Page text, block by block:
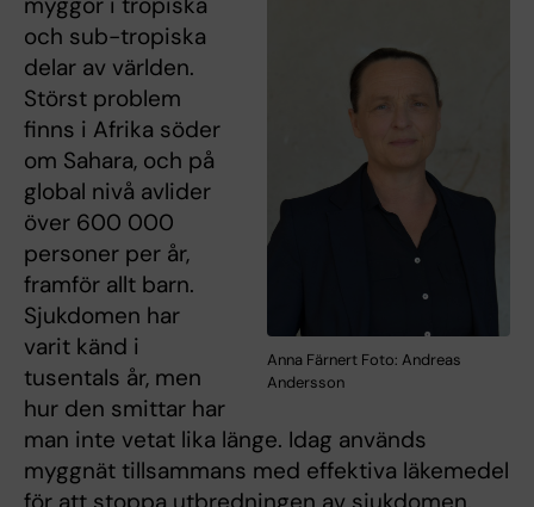
Anna Färnert Foto: Andreas
Andersson
och sub-tropiska
delar av världen.
Störst problem
finns i Afrika söder
om Sahara, och på
global nivå avlider
över 600 000
personer per år,
framför allt barn.
Sjukdomen har
varit känd i
tusentals år, men
hur den smittar har
man inte vetat lika länge. Idag används
myggnät tillsammans med effektiva läkemedel